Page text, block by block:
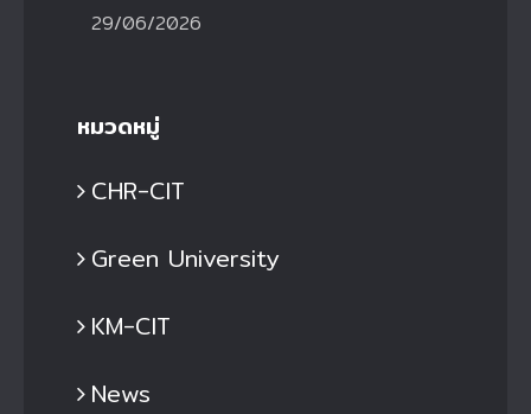
29/06/2026
หมวดหมู่
CHR-CIT
Green University
KM-CIT
News